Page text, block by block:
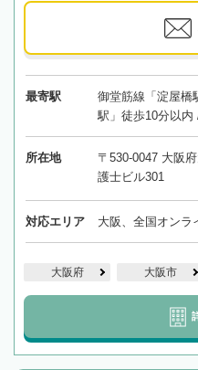
最寄駅
御堂筋線「淀屋橋
駅」徒歩10分以内
所在地
〒530-0047 大阪
護士ビル301
対応エリア 大阪、全国オンラ
大阪府 大阪市